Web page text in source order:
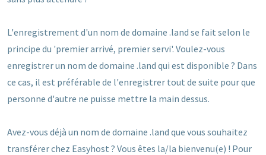
L'enregistrement d'un nom de domaine .land se fait selon le
principe du 'premier arrivé, premier servi'. Voulez-vous
enregistrer un nom de domaine .land qui est disponible ? Dans
ce cas, il est préférable de l'enregistrer tout de suite pour que
personne d'autre ne puisse mettre la main dessus.
Avez-vous déjà un nom de domaine .land que vous souhaitez
transférer chez Easyhost ? Vous êtes la/la bienvenu(e) ! Pour